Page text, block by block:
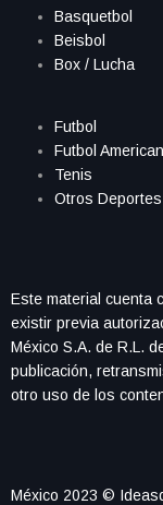
Basquetbol
Beisbol
Box / Lucha
Futbol
Futbol
Tenis
Otros Deportes
Este material cuenta
existir previa
México S.A. de R.L.
publicación,
otro uso de los
México 2023 ©